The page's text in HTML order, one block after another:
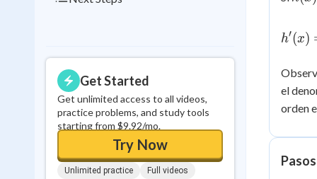
Get Started
Get unlimited access to all videos,
practice problems, and study tools
starting from $9.92/mo.
Try Now
Unlimited practice Full videos
h'(x) =
h′(x)
el
orden